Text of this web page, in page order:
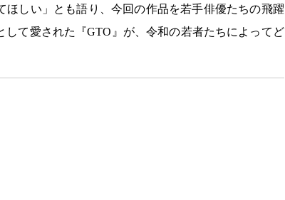
ほしい」とも語り、今回の作品を若手俳優たちの飛躍
て愛された『GTO』が、令和の若者たちによってど